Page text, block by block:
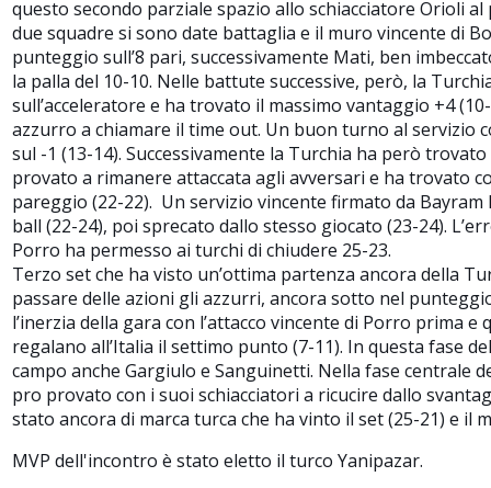
questo secondo parziale spazio allo schiacciatore Orioli
due squadre si sono date battaglia e il muro vincente di
punteggio sull’8 pari, successivamente Mati, ben
la palla del 10-10. Nelle battute successive, però, la
sull’acceleratore e ha trovato il massimo vantaggio +4
azzurro a chiamare il time out. Un buon turno al servizio
sul -1 (13-14). Successivamente la Turchia ha però
provato a rimanere attaccata agli avversari e ha trovato
pareggio (22-22). Un servizio vincente firmato da
ball (22-24), poi sprecato dallo stesso giocato (23-24).
Porro ha permesso ai turchi di chiudere 25-23.
Terzo set che ha visto un’ottima partenza ancora della
passare delle azioni gli azzurri, ancora sotto nel
l’inerzia della gara con l’attacco vincente di Porro prima e
regalano all’Italia il settimo punto (7-11). In questa fase
campo anche Gargiulo e Sanguinetti. Nella fase centrale
pro provato con i suoi schiacciatori a ricucire dallo
stato ancora di marca turca che ha vinto il set (25-21) e il
MVP dell'incontro è stato eletto il turco Yanipazar.